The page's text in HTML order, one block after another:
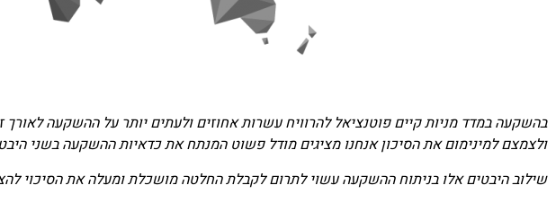
בהשקעה במדד מניות קיים פוטנציאל להרוויח עשרות אחוזים ולעתים יותר על ההשקעה
ולצמצם למינימום את הסיכון אנחנו מציגים מודל פשוט המנתח את כדאיות ההשקעה בשני
שילוב היבטים אלו בניתוח ההשקעה עשוי לתרום לקבלת החלטה מושכלת ומעלה את הסיכוי